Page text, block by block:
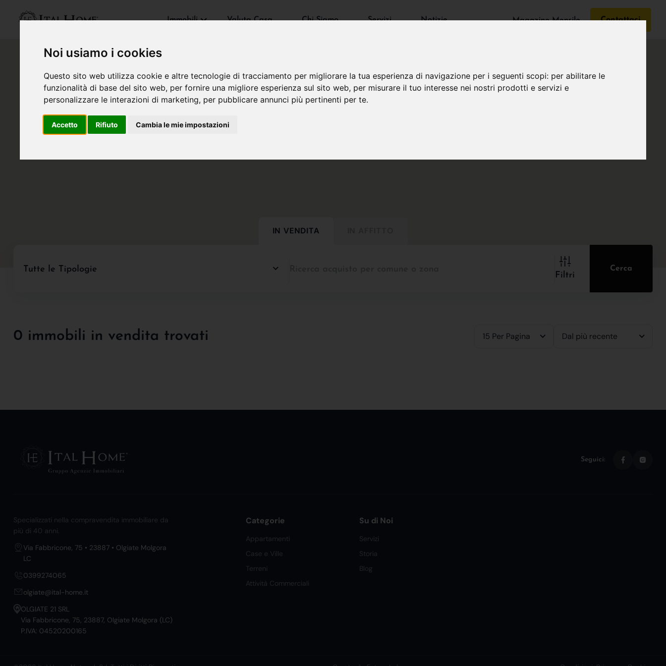
Noi usiamo i cookies
Questo sito web utilizza cookie e altre tecnologie di tracciamento per migliorare la tua esperienza di navigazione per i seguenti scopi: per abilitare le
funzionalità di base del sito web, per fornire una migliore esperienza sul sito web, per misurare il tuo interesse nei nostri prodotti e servizi e
personalizzare le interazioni di marketing, per pubblicare annunci più pertinenti per te.
Accetto Rifiuto Cambia le mie impostazioni
Immobili Valuta Casa Chi Siamo Servizi Notizie Magazine Mensile Contattaci
IN VENDITA
Tutte le Tipologie
Filtri
Cerca
0 immobili in vendita trovati 15 Per Pagina Dal più recente
Seguici:
Specializzati nella compravendita immobiliare da
più di 40 anni.
Via Fabbricone, 75 • 23887 • Olgiate Molgora
LC
0399274065
olgiate@ital-home.it
OLGIATE 21 SRL
Via Fabbricone, 75, 23887, Olgiate Molgora (LC)
P.IVA: 04520200165
Categorie
Appartamenti
Case e Ville
Terreni
Attività Commerciali
Su di Noi
Servizi
Storia
Blog